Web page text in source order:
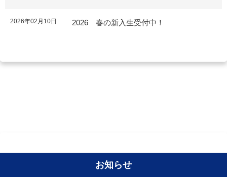
2026年02月10日 2026 春の新入生受付中！
お知らせ